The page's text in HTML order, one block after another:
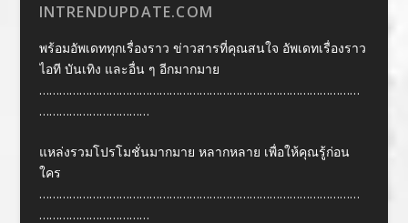
INTRENDUPDATE.COM
พร้อมอัพเดททุกเรื่องราว ข่าวสารที่คุณสนใจ อัพเดทเรื่องราว
ไอที บันเทิง และอื่น ๆ อีกมากมาย
……………………………………………………………………………………
……………………………
แหล่งรวมโปรโมชั่นมากมาย หลากหลาย เพื่อให้คุณรู้ก่อน
ใคร
……………………………………………………………………………………
……………………………